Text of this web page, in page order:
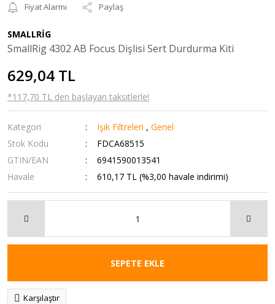
Fiyat Alarmı
Paylaş
SMALLRİG
SmallRig 4302 AB Focus Dişlisi Sert Durdurma Kiti
629,04 TL
*117,70 TL den başlayan taksitlerle!
Kategori Işık Filtreleri ,Genel
Stok Kodu
FDCA68515
GTIN/EAN
6941590013541
Havale
610,17 TL (%3,00 havale indirimi)
SEPETE EKLE
Karşılaştır